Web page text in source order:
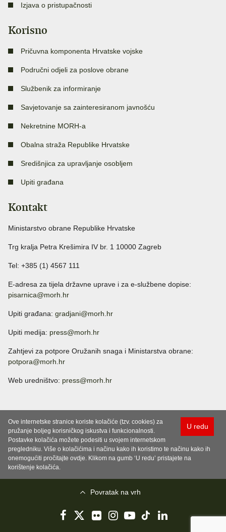
Izjava o pristupačnosti
Korisno
Pričuvna komponenta Hrvatske vojske
Područni odjeli za poslove obrane
Službenik za informiranje
Savjetovanje sa zainteresiranom javnošću
Nekretnine MORH-a
Obalna straža Republike Hrvatske
Središnjica za upravljanje osobljem
Upiti građana
Kontakt
Ministarstvo obrane Republike Hrvatske
Trg kralja Petra Krešimira IV br. 1 10000 Zagreb
Tel: +385 (1) 4567 111
E-adresa za tijela državne uprave i za e-službene dopise:
pisarnica@morh.hr
Upiti građana: gradjani@morh.hr
Upiti medija: press@morh.hr
Zahtjevi za potpore Oružanih snaga i Ministarstva obrane:
potpora@morh.hr
Web uredništvo: press@morh.hr
U redu
Ove internetske stranice koriste kolačiće (tzv. cookies) za
pružanje boljeg korisničkog iskustva i funkcionalnosti.
Postavke kolačića možete podesiti u svojem internetskom
pregledniku. Više o kolačićima i načinu kako ih koristimo te načinu kako ih
onemogućiti pročitajte ovdje. Klikom na gumb ‘U redu’ pristajete na
korištenje kolačića.
Povratak na vrh